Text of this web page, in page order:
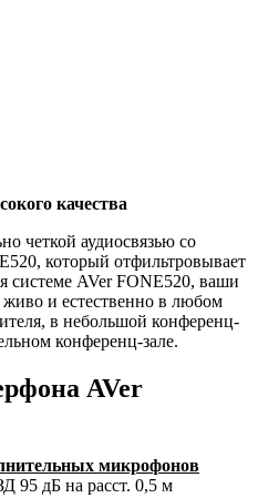
качества
четкой аудиосвязью со
который отфильтровывает
системе AVer FONE520, ваши
живо и естественно в любом
в небольшой конференц-
конференц-зале.
AVer
микрофонов
95 дБ на расст. 0,5 м